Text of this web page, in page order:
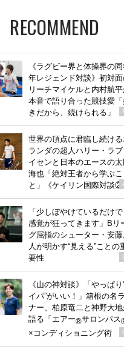
RECOMMEND
《ラグビー界と体操界の
年レジェンド対談》初対
リーチマイケルと内村航
本音で語り合った競技愛
きだから、続けられる」
世界の頂点に君臨し続ける
ランダの超人ハリー・ラブ
イセンと日本のエースの太
海也「絶対王者から学ぶこ
と」《ケイリン国際対談
「少しぼやけているだけで
感覚が狂ってきます」Bリ
グ屈指のシューター・安藤
人が明かす“見える”ことの
要性
《山の神対談》「やっぱり
イパ”がいい！」箱根の名
ナー、柏原竜二と神野大
語る「エアー®サロンパス
×コンディショニング術